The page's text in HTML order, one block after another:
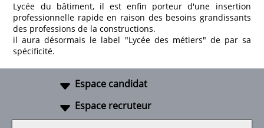
Lycée du bâtiment, il est enfin porteur d'une insertion
professionnelle rapide en raison des besoins grandissants
des professions de la constructions.
il aura désormais le label "Lycée des métiers" de par sa
spécificité.
Espace candidat
Espace recruteur